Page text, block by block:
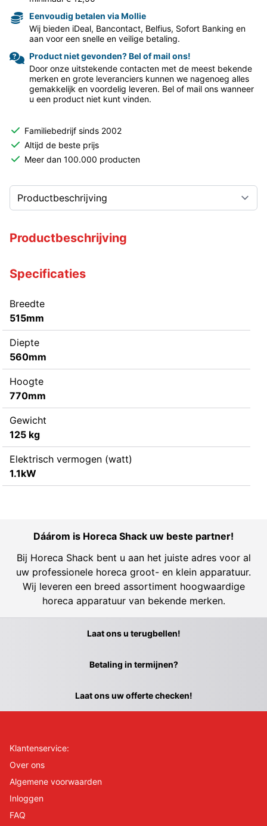
Eenvoudig betalen via Mollie
Wij bieden iDeal, Bancontact, Belfius, Sofort Banking en
aan voor een snelle en veilige betaling.
Product niet gevonden? Bel of mail ons!
Door onze uitstekende contacten met de meest bekende
merken en grote leveranciers kunnen we nagenoeg alles
gemakkelijk en voordelig leveren. Bel of mail ons wanneer
u een product niet kunt vinden.
Familiebedrijf sinds 2002
Altijd de beste prijs
Meer dan 100.000 producten
Productbeschrijving
Specificaties
Breedte
515mm
Diepte
560mm
Hoogte
770mm
Gewicht
125 kg
Elektrisch vermogen (watt)
1.1kW
Dáárom is Horeca Shack uw beste partner!
Bij Horeca Shack bent u aan het juiste adres voor al
uw professionele horeca groot- en klein apparatuur.
Wij leveren een breed assortiment hoogwaardige
horeca apparatuur van bekende merken.
Laat ons u terugbellen!
Betaling in termijnen?
Laat ons uw offerte checken!
Klantenservice:
Over ons
Algemene voorwaarden
Inloggen
FAQ